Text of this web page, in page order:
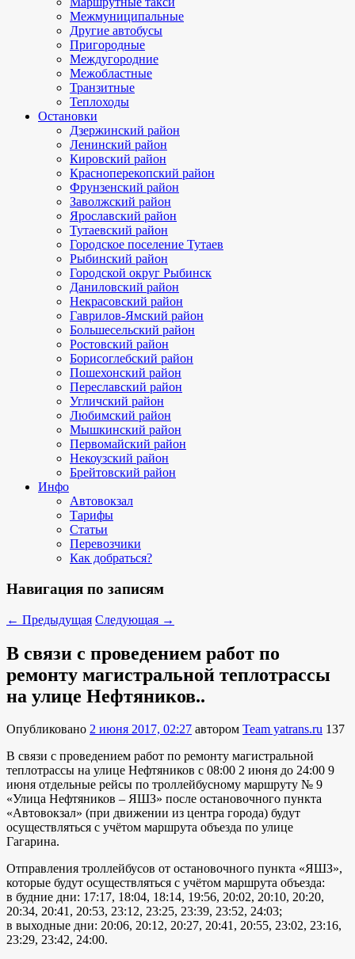
Межмуниципальные
Другие автобусы
Пригородные
Междугородние
Межобластные
Транзитные
Теплоходы
Остановки
Дзержинский район
Ленинский район
Кировский район
Красноперекопский район
Фрунзенский район
Заволжский район
Ярославский район
Тутаевский район
Городское поселение Тутаев
Рыбинский район
Городской округ Рыбинск
Даниловский район
Некрасовский район
Гаврилов-Ямский район
Большесельский район
Ростовский район
Борисоглебский район
Пошехонский район
Переславский район
Угличский район
Любимский район
Мышкинский район
Первомайский район
Некоузский район
Брейтовский район
Инфо
Автовокзал
Тарифы
Статьи
Перевозчики
Как добраться?
Навигация по записям
← Предыдущая Следующая →
В связи с проведением работ по
ремонту магистральной теплотрассы
на улице Нефтяников..
Опубликовано 2 июня 2017, 02:27 автором Team yatrans.ru 137
В связи с проведением работ по ремонту магистральной
теплотрассы на улице Нефтяников с 08:00 2 июня до 24:00 9
июня отдельные рейсы по троллейбусному маршруту № 9
«Улица Нефтяников – ЯШЗ» после остановочного пункта
«Автовокзал» (при движении из центра города) будут
осуществляться с учётом маршрута объезда по улице
Гагарина.
Отправления троллейбусов от остановочного пункта «ЯШЗ»,
которые будут осуществляться с учётом маршрута объезда:
в будние дни: 17:17, 18:04, 18:14, 19:56, 20:02, 20:10, 20:20,
20:34, 20:41, 20:53, 23:12, 23:25, 23:39, 23:52, 24:03;
в выходные дни: 20:06, 20:12, 20:27, 20:41, 20:55, 23:02, 23:16,
23:29, 23:42, 24:00.